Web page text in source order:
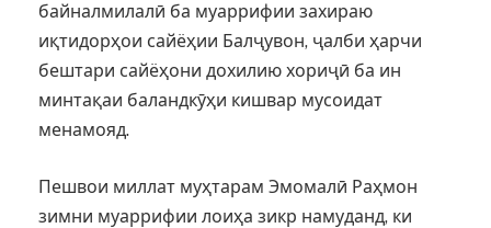
байналмилалӣ ба муаррифии захираю
иқтидорҳои сайёҳии Балҷувон, ҷалби ҳарчи
бештари сайёҳони дохилию хориҷӣ ба ин
минтақаи баландкӯҳи кишвар мусоидат
менамояд.
Пешвои миллат муҳтарам Эмомалӣ Раҳмон
зимни муаррифии лоиҳа зикр намуданд, ки